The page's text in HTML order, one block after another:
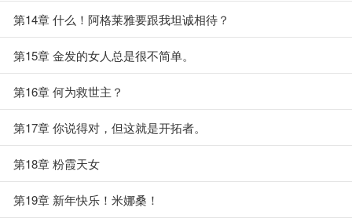
第14章 什么！阿格莱雅要跟我坦诚相待？
第15章 金发的女人总是很不简单。
第16章 何为救世主？
第17章 你说得对，但这就是开拓者。
第18章 粉霞天女
第19章 新年快乐！米娜桑！